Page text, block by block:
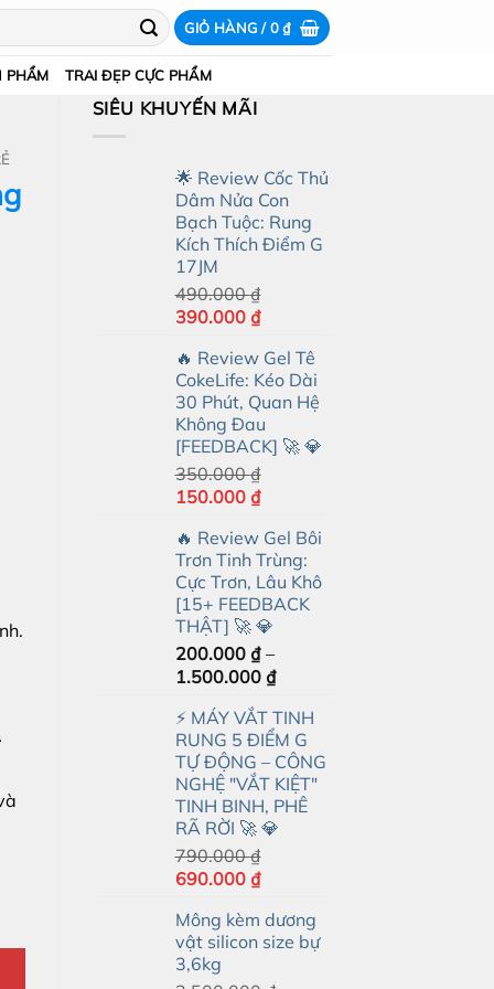
GIỎ HÀNG /0₫
PHẨM TRAI ĐẸP CỰC PHẨM
SIÊU KHUYẾN MÃI
🌟 Review Cốc Thủ
Dâm Nửa Con
Bạch Tuộc: Rung
Kích Thích Điểm G
17JM
490.000₫
Giá
là:
490.000 ₫.
390.000 ₫Giá
tại
là:
390.000 ₫.
🔥 Review Gel Tê
CokeLife: Kéo Dài
30 Phút, Quan Hệ
Không Đau
[FEEDBACK] 🚀 💎
350.000₫
Giá
là:
350.000 ₫.
150.000 ₫Giá
tại
là:
150.000 ₫.
🔥 Review Gel Bôi
Trơn Tinh Trùng:
Cực Trơn, Lâu Khô
[15+ FEEDBACK
THẬT] 🚀 💎
200.000 ₫ –
1.500.000 ₫Khoảng
từ
200.000 ₫
đến
1.500.000 ₫
⚡ MÁY VẮT TINH
RUNG 5 ĐIỂM G
TỰ ĐỘNG – CÔNG
NGHỆ "VẮT KIỆT"
TINH BINH, PHÊ
RÃ RỜI 🚀 💎
790.000₫
Giá
là:
790.000 ₫.
690.000 ₫Giá
tại
là:
Mông kèm dương
vật silicon size bự
3,6kg